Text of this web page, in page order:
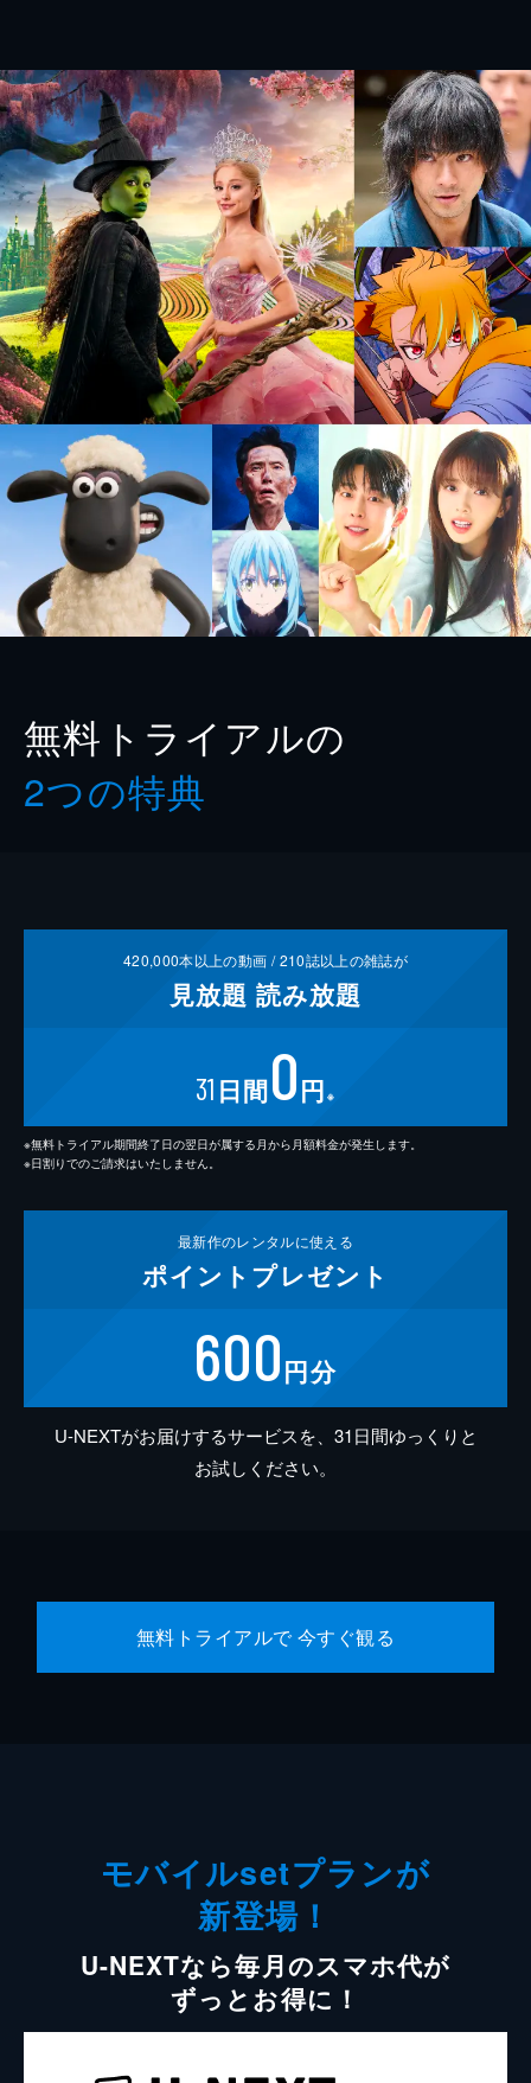
無料トライアルの
2つの特典
420,000本以上の動画 /210誌以上の雑誌が
見放題 読み放題
31 日間0円 ※
※無料トライアル期間終了日の翌日が属する月から月額料金が発生します。
※日割りでのご請求はいたしません。
最新作のレンタルに使える
ポイント プレゼント
600円分
U-NEXTがお届けするサービスを、31日間ゆっくりと
お試しください。
無料トライアルで 今すぐ観る
モバイルsetプランが
新登場！
U-NEXTなら毎月のスマホ代が
ずっとお得に！